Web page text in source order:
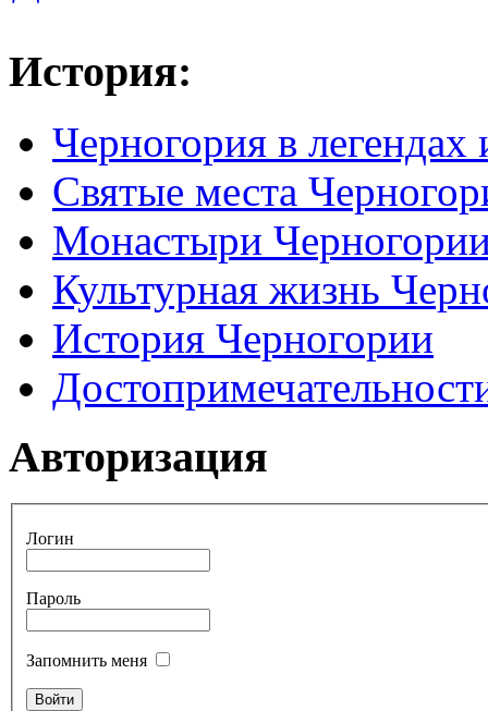
История:
Черногория в легендах
Святые места
Монастыри
Культурная жизнь
История Черногории
Авторизация
Логин
Пароль
Запомнить меня